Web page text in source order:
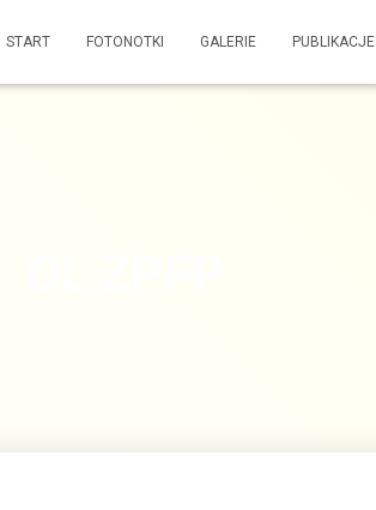
START FOTONOTKI GALERIE PUBLIKACJE